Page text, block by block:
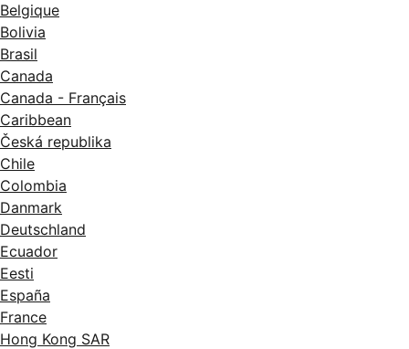
Belgique
Bolivia
Brasil
Canada
Canada - Français
Caribbean
Česká republika
Chile
Colombia
Danmark
Deutschland
Ecuador
Eesti
España
France
Hong Kong SAR